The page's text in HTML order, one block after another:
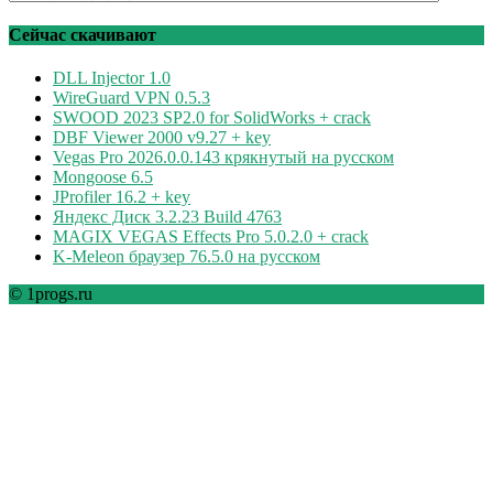
рубрикам
Сейчас скачивают
DLL Injector 1.0
WireGuard VPN 0.5.3
SWOOD 2023 SP2.0 for SolidWorks + crack
DBF Viewer 2000 v9.27 + key
Vegas Pro 2026.0.0.143 крякнутый на русском
Mongoose 6.5
JProfiler 16.2 + key
Яндекс Диск 3.2.23 Build 4763
MAGIX VEGAS Effects Pro 5.0.2.0 + crack
K-Meleon браузер 76.5.0 на русском
© 1progs.ru